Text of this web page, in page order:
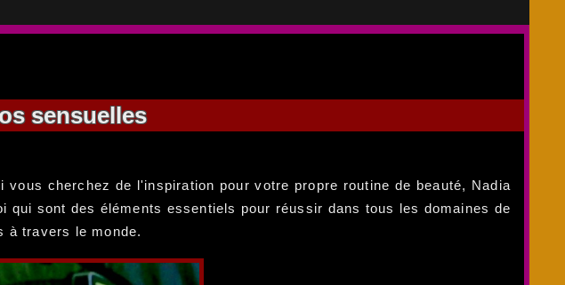
sensuelles
cherchez de l'inspiration pour votre propre routine de beauté, Nadia
sont des éléments essentiels pour réussir dans tous les domaines de
à travers le monde.